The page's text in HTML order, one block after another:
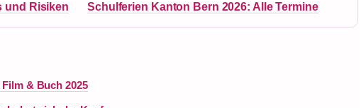
und Risiken Schulferien Kanton Bern 2026: Alle Termine
& Buch 2025